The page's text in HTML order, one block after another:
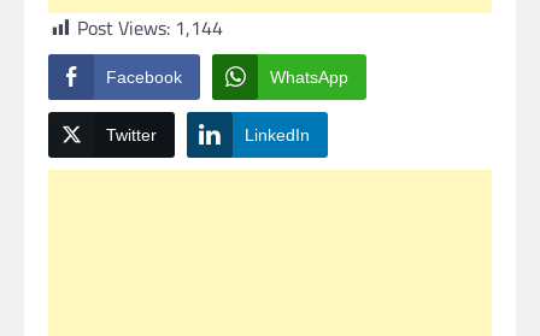
Post Views: 1,144
Facebook WhatsApp
Twitter LinkedIn